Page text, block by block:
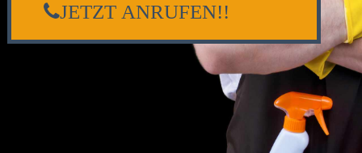
JETZT ANRUFEN!!